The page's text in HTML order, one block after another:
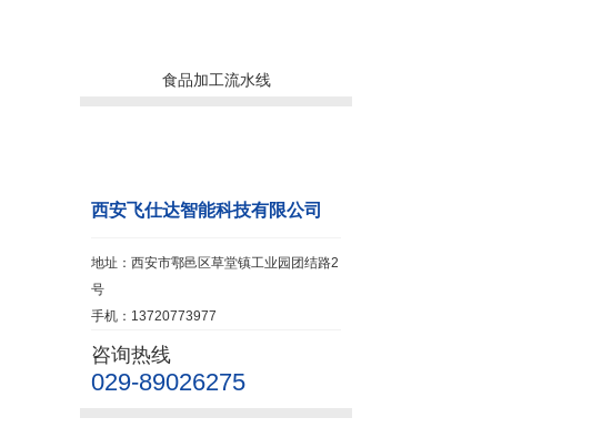
食品加工流水线
西安飞仕达智能科技有限公司
地址：西安市鄠邑区草堂镇工业园团结路2
号
手机：13720773977
咨询热线
029-89026275